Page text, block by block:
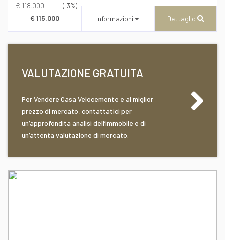
l'informativa sulla privacy
€ 118.000
€ 115.000
(-3%)
Informazioni
Dettaglio
CENTURY 21 AZ Immobiliare
Via Roma n° 173/175
Recapito telefonico
VALUTAZIONE GRATUITA
Per Vendere Casa Velocemente e al miglior
prezzo di mercato, contattatici per
un’approfondita analisi dell’immobile e di
un’attenta valutazione di mercato.